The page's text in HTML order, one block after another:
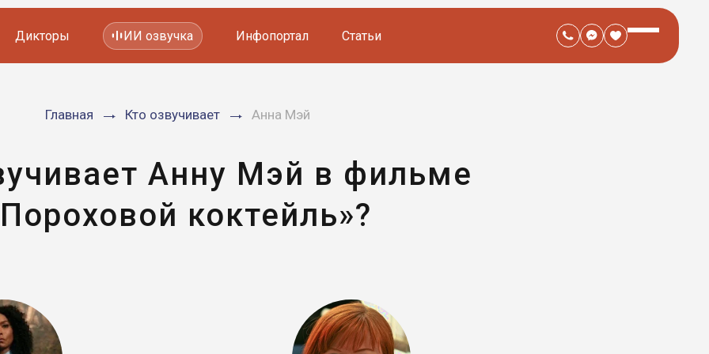
Мультфильмов
Дикторы ИИ озвучка Инфопортал Статьи
Главная Кто озвучивает Анна Мэй
Анну Мэй в фильме
коктейль»?